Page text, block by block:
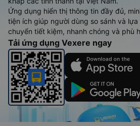
Ứng dụng hiển thị thông tin đầy đủ,
tiện ích giúp người dùng so sánh và
chuyển tiết kiệm, nhanh chóng và phù
Tải ứng dụng Vexere ngay